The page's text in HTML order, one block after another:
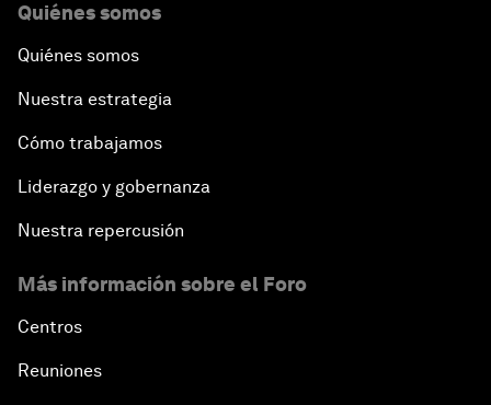
Quiénes somos
Quiénes somos
Nuestra estrategia
Cómo trabajamos
Liderazgo y gobernanza
Nuestra repercusión
Más información sobre el Foro
Centros
Reuniones